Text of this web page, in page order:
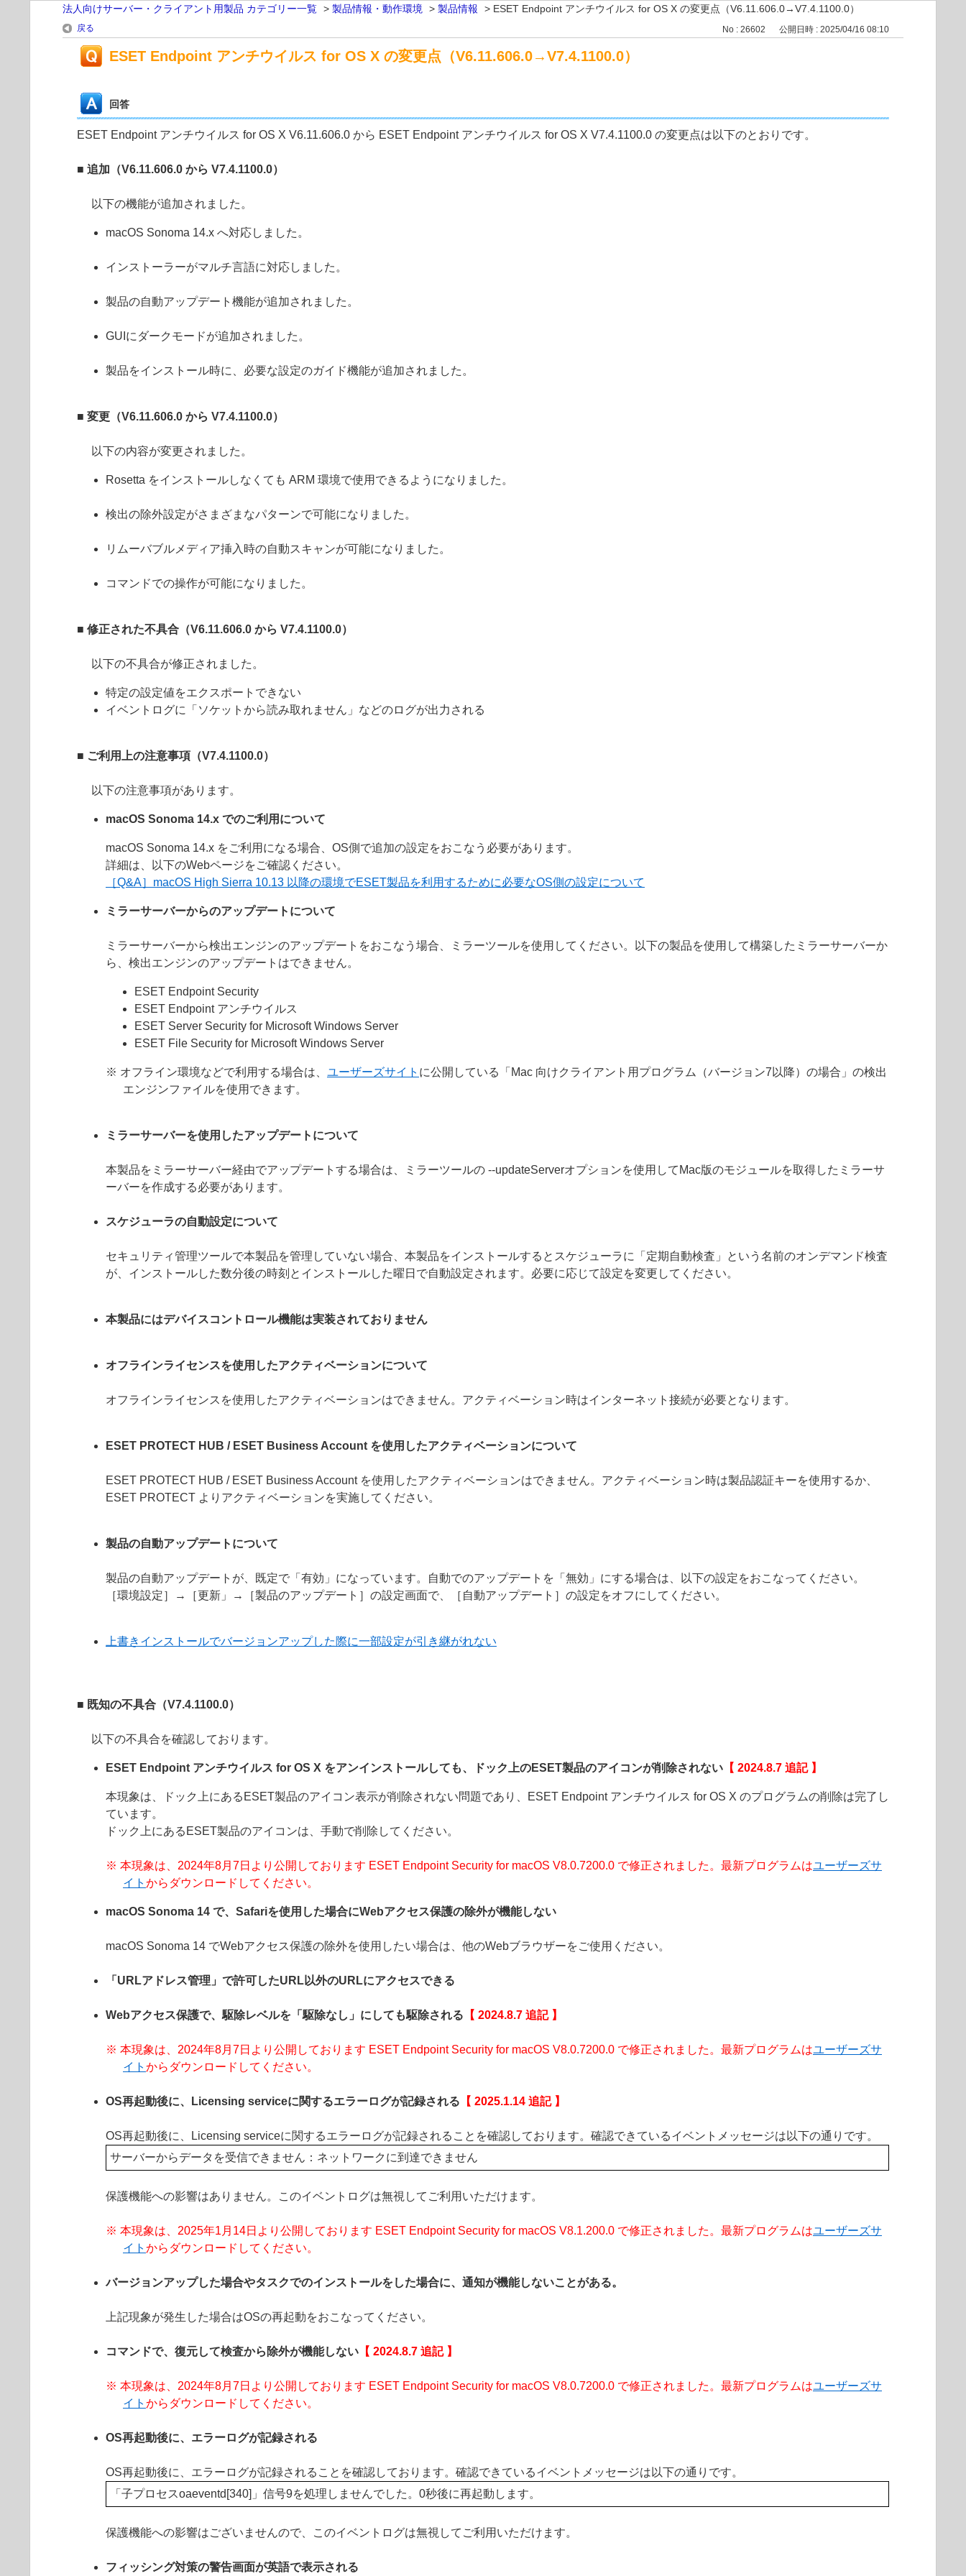
法人向けサーバー・クライアント用製品 カテゴリー一覧 > 製品情報・動作環境 > 製品情報 > ESET Endpoint アンチウイルス for OS X の変更点（V6.11.606.0→V7.4.1100.0）
戻る No : 26602 公開日時 : 2025/04/16 08:10
ESET Endpoint アンチウイルス for OS X の変更点（V6.11.606.0→V7.4.1100.0）
回答
ESET Endpoint アンチウイルス for OS X V6.11.606.0 から ESET Endpoint アンチウイルス for OS X V7.4.1100.0 の変更点は以下のとおりです。
■ 追加（V6.11.606.0 から V7.4.1100.0）
以下の機能が追加されました。
macOS Sonoma 14.x へ対応しました。
インストーラーがマルチ言語に対応しました。
製品の自動アップデート機能が追加されました。
GUIにダークモードが追加されました。
製品をインストール時に、必要な設定のガイド機能が追加されました。
■ 変更 （V6.11.606.0 から V7.4.1100.0）
以下の内容が変更されました。
Rosetta をインストールしなくても ARM 環境で使用できるようになりました。
検出の除外設定がさまざまなパターンで可能になりました。
リムーバブルメディア挿入時の自動スキャンが可能になりました。
コマンドでの操作が可能になりました。
■ 修正された不具合（V6.11.606.0 から V7.4.1100.0）
以下の不具合が修正されました。
特定の設定値をエクスポートできない
イベントログに「ソケットから読み取れません」などのログが出力される
■ ご利用上の注意事項（V7.4.1100.0）
以下の注意事項があります。
macOS Sonoma 14.x でのご利用について
macOS Sonoma 14.x をご利用になる場合、OS側で追加の設定をおこなう必要があります。
詳細は、以下のWebページをご確認ください。
［Q&A］macOS High Sierra 10.13 以降の環境でESET製品を利用するために必要なOS側の設定について
ミラーサーバーからのアップデートについて
ミラーサーバーから検出エンジンのアップデートをおこなう場合、ミラーツールを使用してください。以下の製品を使用して構築したミラーサーバーか
ら、検出エンジンのアップデートはできません。
ESET Endpoint Security
ESET Endpoint アンチウイルス
ESET Server Security for Microsoft Windows Server
ESET File Security for Microsoft Windows Server
※ オフライン環境などで利用する場合は、 ユーザーズサイト に公開している「Mac 向けクライアント用プログラム（バージョン7以降）の場合」の検出
エンジンファイルを使用できます。
ミラーサーバーを使用したアップデートについて
本製品をミラーサーバー経由でアップデートする場合は、ミラーツールの --updateServerオプションを使用してMac版のモジュールを取得したミラーサ
ーバーを作成する必要があります。
スケジューラの自動設定について
セキュリティ管理ツールで本製品を管理していない場合、本製品をインストールするとスケジューラに「定期自動検査」という名前のオンデマンド検査
が、インストールした数分後の時刻とインストールした曜日で自動設定されます。必要に応じて設定を変更してください。
本製品にはデバイスコントロール機能は実装されておりません
オフラインライセンスを使用したアクティベーションについて
オフラインライセンスを使用したアクティベーションはできません。アクティベーション時はインターネット接続が必要となります。
ESET PROTECT HUB / ESET Business Account を使用したアクティベーションについて
ESET PROTECT HUB / ESET Business Account を使用したアクティベーションはできません。アクティベーション時は製品認証キーを使用するか、
ESET PROTECT よりアクティベーションを実施してください。
製品の自動アップデートについて
製品の自動アップデートが、既定で「有効」になっています。自動でのアップデートを「無効」にする場合は、以下の設定をおこなってください。
［環境設定］→［更新」→［製品のアップデート］の設定画面で、［自動アップデート］の設定をオフにしてください。
上書きインストールでバージョンアップした際に一部設定が引き継がれない
■ 既知の不具合（V7.4.1100.0）
以下の不具合を確認しております。
ESET Endpoint アンチウイルス for OS X をアンインストールしても、ドック上のESET製品のアイコンが削除されない 【 2024.8.7 追記 】
本現象は、ドック上にあるESET製品のアイコン表示が削除されない問題であり、ESET Endpoint アンチウイルス for OS X のプログラムの削除は完了し
ています。
ドック上にあるESET製品のアイコンは、手動で削除してください。
※ 本現象は、2024年8月7日より公開しております ESET Endpoint Security for macOS V8.0.7200.0 で修正されました。最新プログラムはユーザーズサ
イト からダウンロードしてください。
macOS Sonoma 14 で、Safariを使用した場合にWebアクセス保護の除外が機能しない
macOS Sonoma 14 でWebアクセス保護の除外を使用したい場合は、他のWebブラウザーをご使用ください。
「URLアドレス管理」で許可したURL以外のURLにアクセスできる
Webアクセス保護で、駆除レベルを「駆除なし」にしても駆除される 【 2024.8.7 追記 】
※ 本現象は、2024年8月7日より公開しております ESET Endpoint Security for macOS V8.0.7200.0 で修正されました。最新プログラムはユーザーズサ
イト からダウンロードしてください。
OS再起動後に、Licensing serviceに関するエラーログが記録される 【 2025.1.14 追記 】
OS再起動後に、Licensing serviceに関するエラーログが記録されることを確認しております。確認できているイベントメッセージは以下の通りです。
サーバーからデータを受信できません：ネットワークに到達できません
保護機能への影響はありません。このイベントログは無視してご利用いただけます。
※ 本現象は、2025年1月14日より公開しております ESET Endpoint Security for macOS V8.1.200.0 で修正されました。最新プログラムはユーザーズサ
イト からダウンロードしてください。
バージョンアップした場合やタスクでのインストールをした場合に、通知が機能しないことがある。
上記現象が発生した場合はOSの再起動をおこなってください。
コマンドで、復元して検査から除外が機能しない 【 2024.8.7 追記 】
※ 本現象は、2024年8月7日より公開しております ESET Endpoint Security for macOS V8.0.7200.0 で修正されました。最新プログラムはユーザーズサ
イト からダウンロードしてください。
OS再起動後に、エラーログが記録される
OS再起動後に、エラーログが記録されることを確認しております。確認できているイベントメッセージは以下の通りです。
「子プロセスoaeventd[340]」信号9を処理しませんでした。0秒後に再起動します。
保護機能への影響はございませんので、このイベントログは無視してご利用いただけます。
フィッシング対策の警告画面が英語で表示される